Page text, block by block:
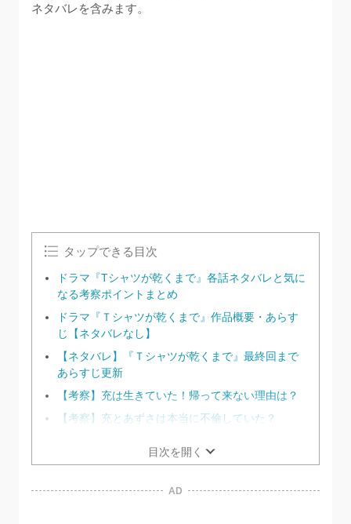
ネタバレを含みます。
タップできる目次
ドラマ『Tシャツが乾くまで』各話ネタバレと気に
なる考察ポイントまとめ
ドラマ『Ｔシャツが乾くまで』作品概要・あらす
じ【ネタバレなし】
【ネタバレ】『Ｔシャツが乾くまで』最終回まで
あらすじ更新
【考察】充は生きていた！帰って来ない理由は？
【考察】充とあずさは本当に不倫していた？
目次を開く
AD